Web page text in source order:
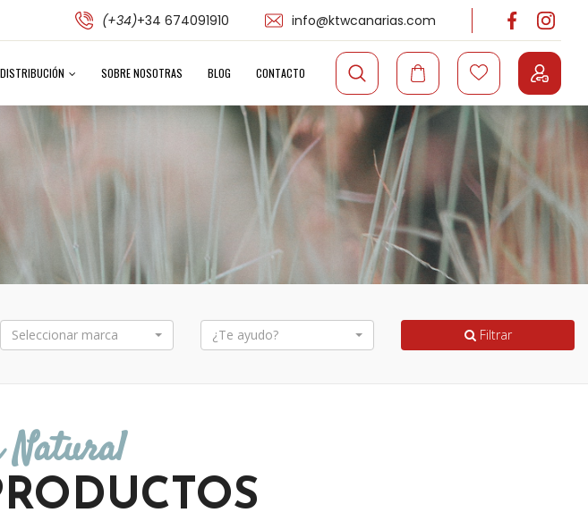
(+34)+34 674091910 info@ktwcanarias.com
DISTRIBUCIÓN SOBRE NOSOTRAS BLOG CONTACTO
Seleccionar marca ¿Te ayudo? Filtrar
Natural